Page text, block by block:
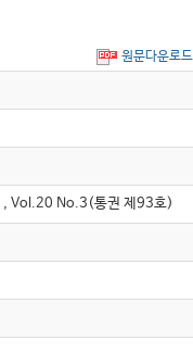
원문다운로드
, Vol.20 No.3(통권 제93호)